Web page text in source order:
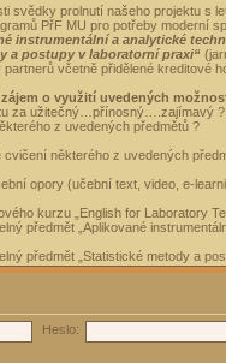
svědky prolnutí našeho projektu s
PřF MU pro potřeby moderní
instrumentální a analytické
a postupy v laboratorní praxi“
včetně přidělené kreditové
o využití uvedených
za užitečný…přínosný….zajímavý ?
z uvedených předmětů ?
některého z uvedených
opory (učební text, video, e-
kurzu „English for Laboratory
předmět „Aplikované
předmět „Statistické metody a
Heslo: